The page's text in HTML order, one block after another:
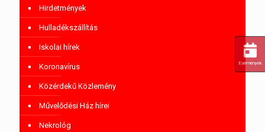
Hirdetmények
Hulladékszállítás
Iskolai hírek
Koronavírus
Közérdekű Közlemény
Művelődési Ház hírei
Nekrológ
Események